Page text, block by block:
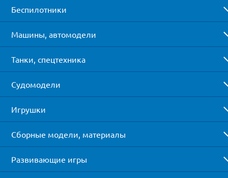
Беспилотники
Машины, автомодели
Танки, спецтехника
Судомодели
Игрушки
Сборные модели, материалы
Развивающие игры